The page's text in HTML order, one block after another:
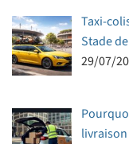
Taxi-
Stade
29/07/